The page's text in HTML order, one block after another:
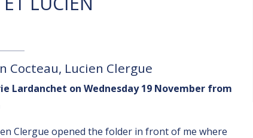
Cocteau, Lucien Clergue
Lardanchet on Wednesday 19 November from
Clergue opened the folder in front of me where